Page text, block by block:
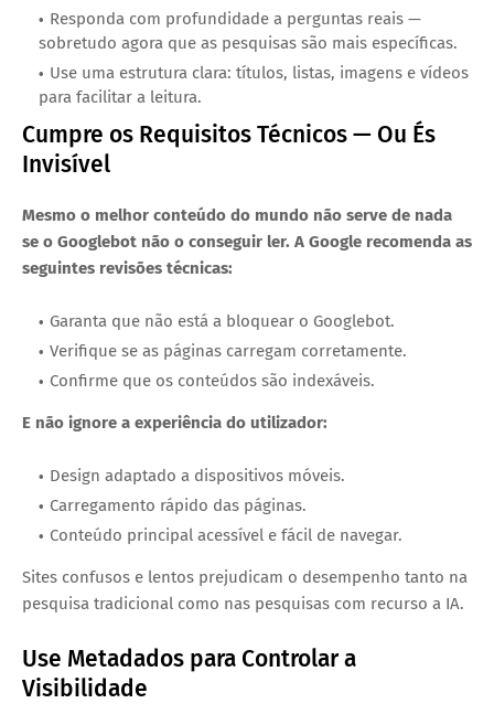
Responda com profundidade a perguntas reais —
sobretudo agora que as pesquisas são mais específicas.
Use uma estrutura clara: títulos, listas, imagens e vídeos
para facilitar a leitura.
Cumpre os Requisitos Técnicos — Ou És
Invisível
Mesmo o melhor conteúdo do mundo não serve de nada
se o Googlebot não o conseguir ler. A Google recomenda as
seguintes revisões técnicas:
Garanta que não está a bloquear o Googlebot.
Verifique se as páginas carregam corretamente.
Confirme que os conteúdos são indexáveis.
E não ignore a experiência do utilizador:
Design adaptado a dispositivos móveis.
Carregamento rápido das páginas.
Conteúdo principal acessível e fácil de navegar.
Sites confusos e lentos prejudicam o desempenho tanto na
pesquisa tradicional como nas pesquisas com recurso a IA.
Use Metadados para Controlar a
Visibilidade